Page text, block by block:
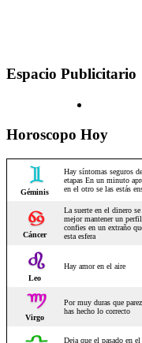
Espacio Publicitario
Horoscopo Hoy